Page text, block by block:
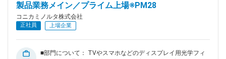
のオペレーションまで幅広くお任せします。 新工場建設・新
規導入などプラントエンジについては業者調整、工事・安全・
予算の管理も実行していただきます。 その中で設備故障、効
率化に向けた課題の抽出、真因掘り下げ、対策検討し実行に移
していただきます。 【具体的には】 ・新規設備の設計・導入
全、故障予防に向けた保全計画立案、改善推進、予知保全立案
製品業務メイン／プライム上場※PM28
コニカミノルタ株式会社
正社員 上場企業
■部門について： TVやスマホなどのディスプレイ用光学フィ